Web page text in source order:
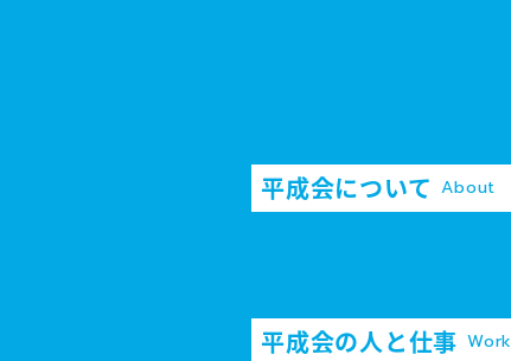
平成会について About
平成会の人と仕事 Work